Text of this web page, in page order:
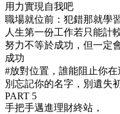
用力實現自我吧
職場就位前：犯錯那就學
人生第一份工作若只能計
努力不等於成功，但一定
成功
#放對位置，誰能阻止你
別忘記你的名字，別遺失
PART 5
手把手邁進理財終站，